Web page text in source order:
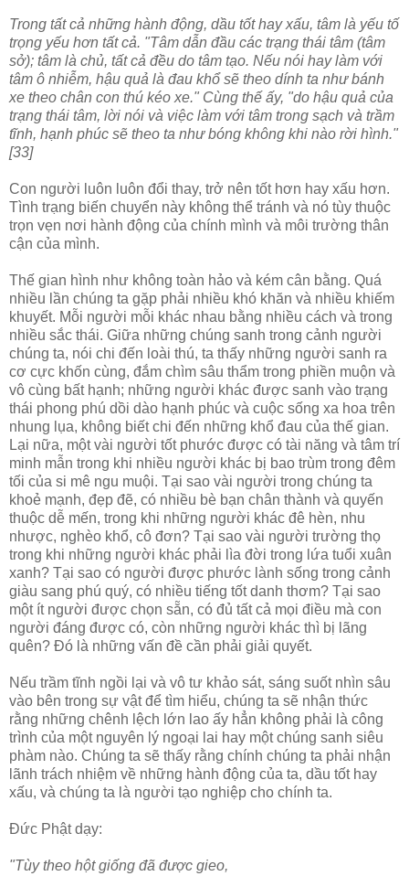
Trong tất cả những hành động, dầu tốt hay xấu, tâm là yếu tố
trọng yếu hơn tất cả. "Tâm dẫn đầu các trạng thái tâm (tâm
sở); tâm là chủ, tất cả đều do tâm tạo. Nếu nói hay làm với
tâm ô nhiễm, hậu quả là đau khổ sẽ theo dính ta như bánh
xe theo chân con thú kéo xe." Cùng thế ấy, "do hậu quả của
trạng thái tâm, lời nói và việc làm với tâm trong sạch và trầm
tĩnh, hạnh phúc sẽ theo ta như bóng không khi nào rời hình."
[33]
Con người luôn luôn đổi thay, trở nên tốt hơn hay xấu hơn.
Tình trạng biến chuyển này không thể tránh và nó tùy thuộc
trọn vẹn nơi hành động của chính mình và môi trường thân
cận của mình.
Thế gian hình như không toàn hảo và kém cân bằng. Quá
nhiều lần chúng ta gặp phải nhiều khó khăn và nhiều khiếm
khuyết. Mỗi người mỗi khác nhau bằng nhiều cách và trong
nhiều sắc thái. Giữa những chúng sanh trong cảnh người
chúng ta, nói chi đến loài thú, ta thấy những người sanh ra
cơ cực khốn cùng, đắm chìm sâu thẩm trong phiền muộn và
vô cùng bất hạnh; những người khác được sanh vào trạng
thái phong phú dồi dào hạnh phúc và cuộc sống xa hoa trên
nhung lụa, không biết chi đến những khổ đau của thế gian.
Lại nữa, một vài người tốt phước được có tài năng và tâm trí
minh mẫn trong khi nhiều người khác bị bao trùm trong đêm
tối của si mê ngu muội. Tại sao vài người trong chúng ta
khoẻ mạnh, đẹp đẽ, có nhiều bè bạn chân thành và quyến
thuộc dễ mến, trong khi những người khác đê hèn, nhu
nhược, nghèo khổ, cô đơn? Tại sao vài người trường thọ
trong khi những người khác phải lìa đời trong lứa tuổi xuân
xanh? Tại sao có người được phước lành sống trong cảnh
giàu sang phú quý, có nhiều tiếng tốt danh thơm? Tại sao
một ít người được chọn sẵn, có đủ tất cả mọi điều mà con
người đáng được có, còn những người khác thì bị lãng
quên? Ðó là những vấn đề cần phải giải quyết.
Nếu trầm tĩnh ngồi lại và vô tư khảo sát, sáng suốt nhìn sâu
vào bên trong sự vật để tìm hiểu, chúng ta sẽ nhận thức
rằng những chênh lệch lớn lao ấy hẳn không phải là công
trình của một nguyên lý ngoại lai hay một chúng sanh siêu
phàm nào. Chúng ta sẽ thấy rằng chính chúng ta phải nhận
lãnh trách nhiệm về những hành động của ta, dầu tốt hay
xấu, và chúng ta là người tạo nghiệp cho chính ta.
Ðức Phật dạy:
"Tùy theo hột giống đã được gieo,